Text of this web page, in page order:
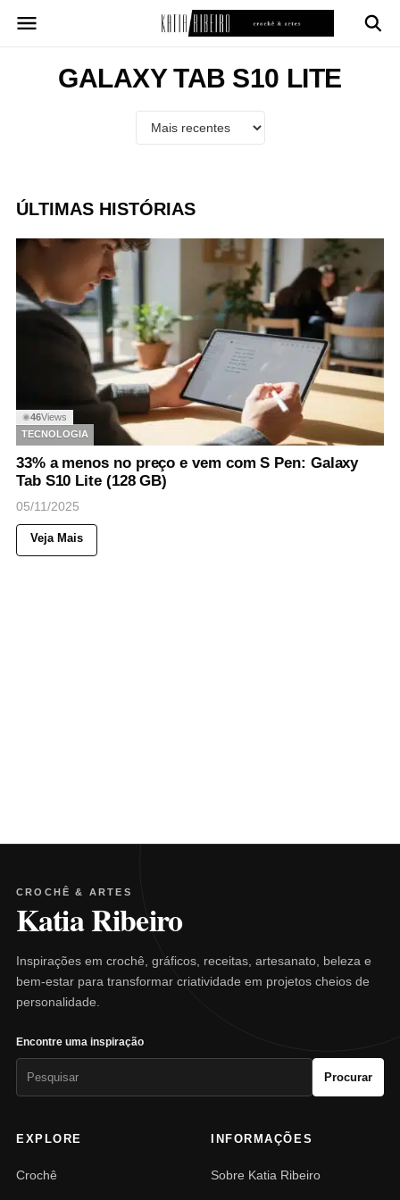
para
GALAXY TAB S10 LITE
ÚLTIMAS HISTÓRIAS
◉46Views
TECNOLOGIA
33% a menos no preço e vem com S Pen: Galaxy
Tab S10 Lite (128 GB)
05/11/2025
Veja Mais
CROCHÊ & ARTES
Katia Ribeiro
Inspirações em crochê, gráficos, receitas, artesanato, beleza e
bem-estar para transformar criatividade em projetos cheios de
personalidade.
Encontre uma inspiração
Procurar
EXPLORE
Crochê
INFORMAÇÕES
Sobre Katia Ribeiro